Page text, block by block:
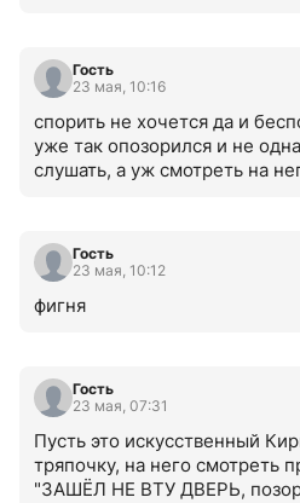
Гость
23 мая, 10:16
спорить не хочется да и
уже так опозорился и не
слушать, а уж смотреть на
Гость
23 мая, 10:12
фигня
Гость
23 мая, 07:31
Пусть это искусственный
тряпочку, на него смотреть
"ЗАШЁЛ НЕ ВТУ ДВЕРЬ,